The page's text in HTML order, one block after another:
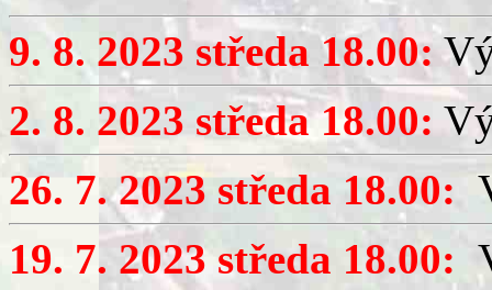
9. 8. 2023 středa 18.00:
2. 8. 2023 středa 18.00:
26. 7. 2023 středa 18.00:
19. 7. 2023 středa 18.00: